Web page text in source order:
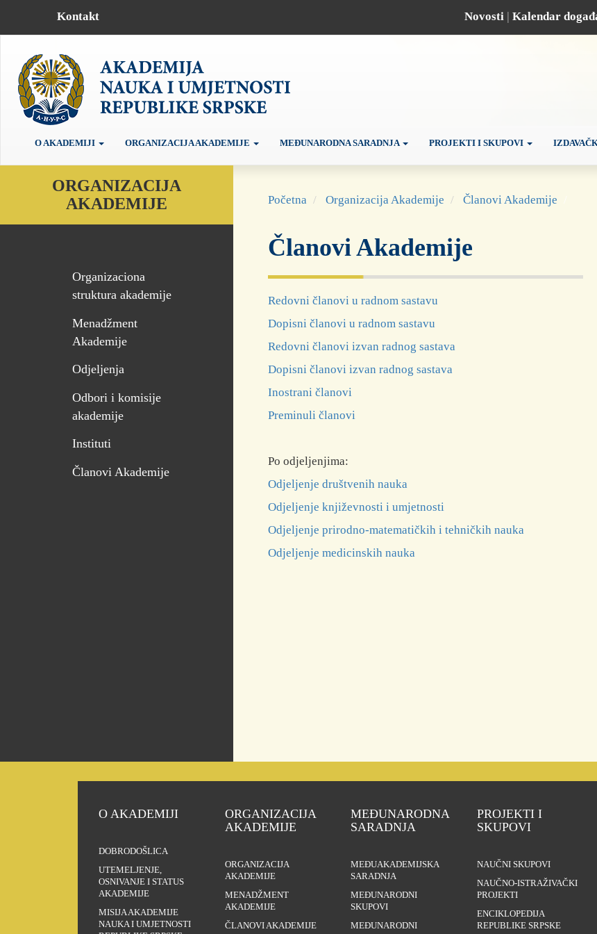
Kontakt Novosti | Kalendar
O AKADEMIJI ORGANIZACIJA AKADEMIJE MEĐUNARODNA SARADNJA PROJEKTI I SKUPOVI
ORGANIZACIJA
AKADEMIJE
Organizaciona
struktura akademije
Menadžment
Akademije
Odjeljenja
Odbori i komisije
akademije
Instituti
Članovi Akademije
Početna Organizacija Akademije Članovi Akademije
Članovi Akademije
Redovni članovi u radnom sastavu
Dopisni članovi u radnom sastavu
Redovni članovi izvan radnog sastava
Dopisni članovi izvan radnog sastava
Inostrani članovi
Preminuli članovi
Po odjeljenjima:
Odjeljenje društvenih nauka
Odjeljenje književnosti i umjetnosti
Odjeljenje prirodno-matematičkih i tehničkih nauka
Odjeljenje medicinskih nauka
O AKADEMIJI
DOBRODOŠLICA
UTEMELJENJE,
OSNIVANJE I STATUS
AKADEMIJE
MISIJA AKADEMIJE
NAUKA I UMJETNOSTI
ORGANIZACIJA
AKADEMIJE
ORGANIZACIJA
AKADEMIJE
MENADŽMENT
AKADEMIJE
ČLANOVI AKADEMIJE
MEĐUNARODNA
SARADNJA
MEĐUAKADEMIJSKA
SARADNJA
MEĐUNARODNI
SKUPOVI
MEĐUNARODNI
PROJEKTI I
SKUPOVI
NAUČNI SKUPOVI
NAUČNO-ISTRAŽIVAČKI
PROJEKTI
ENCIKLOPEDIJA
REPUBLIKE SRPSKE